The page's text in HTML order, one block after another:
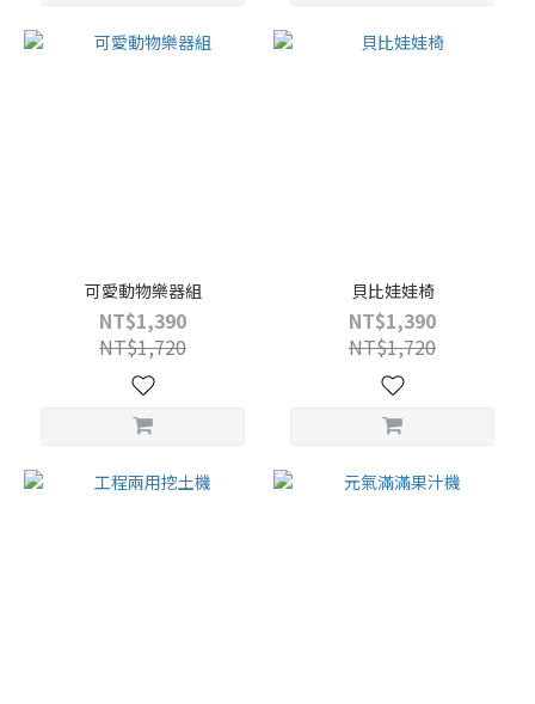
可愛動物樂器組
NT$1,390
NT$1,720
貝比娃娃椅
NT$1,390
NT$1,720